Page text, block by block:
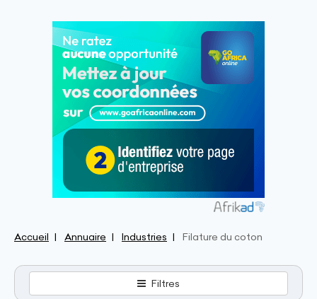
Accueil Annuaire Industries Filature du coton
Filtres